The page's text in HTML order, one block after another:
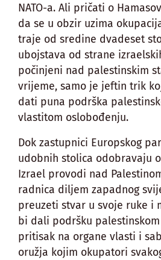
NATO-a. Ali pričati o
da se u obzir uzima
traje od sredine dvadeset
ubojstava od strane
počinjeni nad palestinskim
vrijeme, samo je jeftin trik
dati puna podrška
vlastitom oslobođenju.
Dok zastupnici Europskog
udobnih stolica odobravaju
Izrael provodi nad
radnica diljem zapadnog
preuzeti stvar u svoje ruke i
bi dali podršku
pritisak na organe vlasti i
oružja kojim okupatori